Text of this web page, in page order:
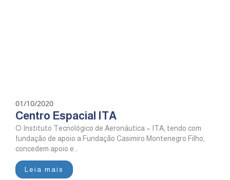
01/10/2020
Centro Espacial ITA
O Instituto Tecnológico de Aeronáutica – ITA, tendo com
fundação de apoio a Fundação Casimiro Montenegro Filho,
concedem apoio e...
Leia mais